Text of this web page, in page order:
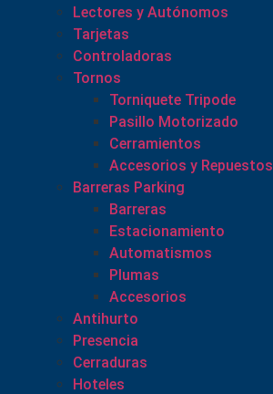
Lectores y Autónomos
Tarjetas
Controladoras
Tornos
Torniquete Tripode
Pasillo Motorizado
Cerramientos
Accesorios y Repuestos
Barreras Parking
Barreras
Estacionamiento
Automatismos
Plumas
Accesorios
Antihurto
Presencia
Cerraduras
Hoteles